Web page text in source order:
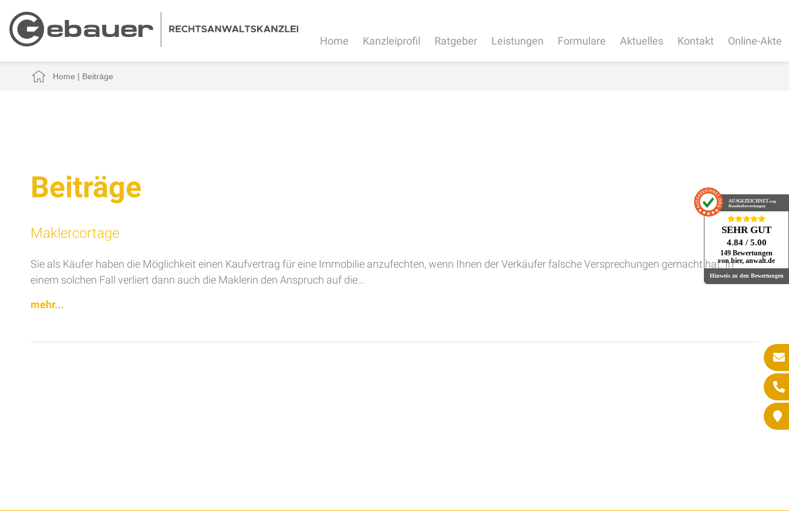
Home Kanzleiprofil Ratgeber Leistungen Formulare Aktuelles Kontakt Online-Akte
Home | Beiträge
Beiträge
Maklercortage
Sie als Käufer haben die Möglichkeit einen Kaufvertrag für eine Immobilie anzufechten, wenn Ihnen der Verkäufer falsche Versprechungen gemacht hat. In
einem solchen Fall verliert dann auch die Maklerin den Anspruch auf die...
mehr...
AUSGEZEICHNET.org
Kundenbewertungen
SEHR GUT
4.84 / 5.00
149 Bewertungen
von hier, anwalt.de
Hinweis zu den Bewertungen